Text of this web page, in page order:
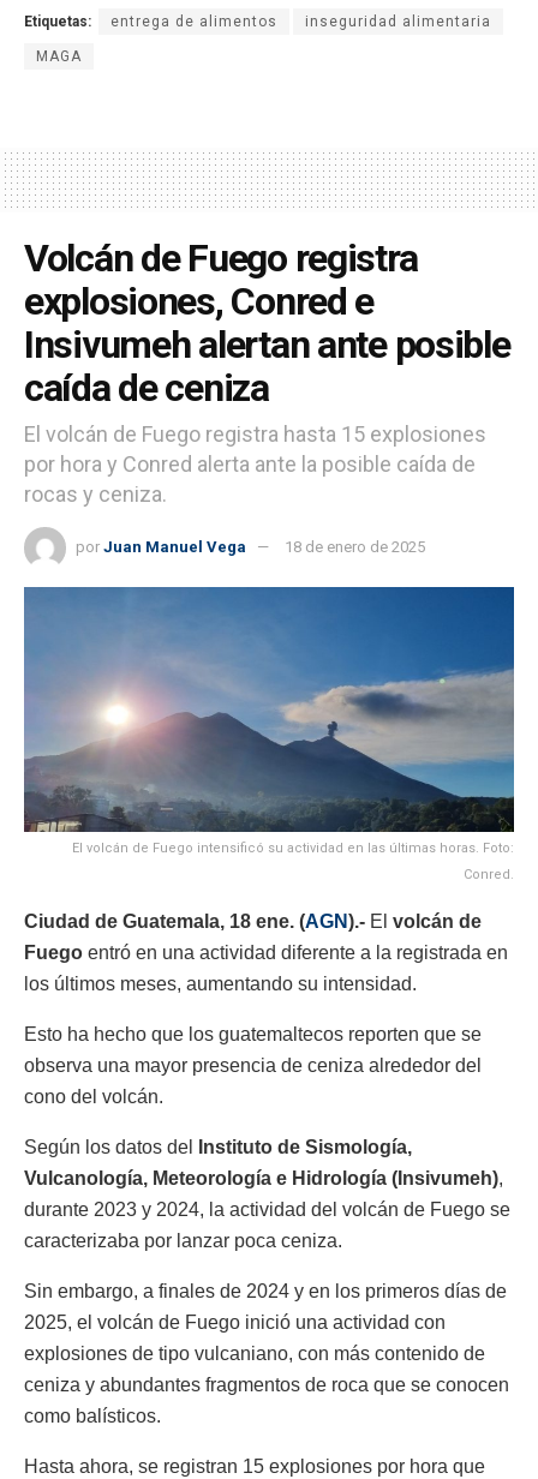
Etiquetas: entrega de alimentos inseguridad alimentaria
MAGA
Volcán de Fuego registra
explosiones, Conred e
Insivumeh alertan ante posible
caída de ceniza
El volcán de Fuego registra hasta 15 explosiones
por hora y Conred alerta ante la posible caída de
rocas y ceniza.
por Juan Manuel Vega 18 de enero de 2025
El volcán de Fuego intensificó su actividad en las últimas horas. Foto:
Conred.
Ciudad de Guatemala, 18 ene. (AGN).- El volcán de
Fuego entró en una actividad diferente a la registrada en
los últimos meses, aumentando su intensidad.
Esto ha hecho que los guatemaltecos reporten que se
observa una mayor presencia de ceniza alrededor del
cono del volcán.
Según los datos del
Instituto de Sismología,
Vulcanología, Meteorología e Hidrología (Insivumeh),
durante 2023 y 2024, la actividad del volcán de Fuego se
caracterizaba por lanzar poca ceniza.
Sin embargo, a finales de 2024 y en los primeros días de
2025, el volcán de Fuego inició una actividad con
explosiones de tipo vulcaniano, con más contenido de
ceniza y abundantes fragmentos de roca que se conocen
como balísticos.
Hasta ahora, se registran 15 explosiones por hora que